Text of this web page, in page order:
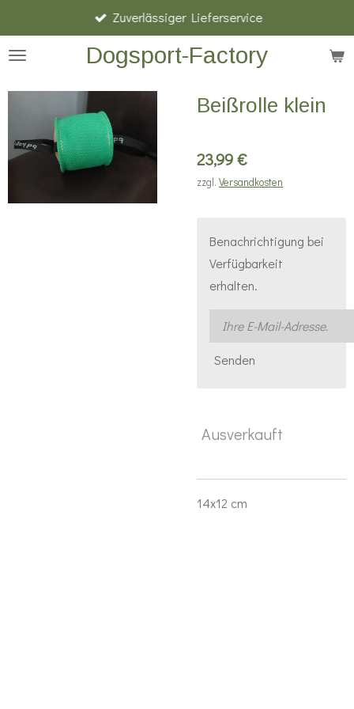
Hauptinhalt
springen
Dogsport-Factory
Zuverlässiger Lieferservice
Beißrolle klein
23,99 €
zzgl. Versandkosten
Benachrichtigung bei
Verfügbarkeit
erhalten.
Senden
Ausverkauft
14x12 cm